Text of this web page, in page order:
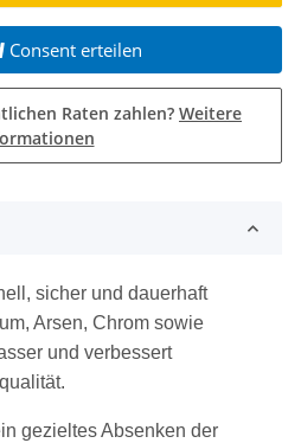
Consent erteilen
Raten zahlen? Weitere
sicher und dauerhaft
Arsen, Chrom sowie
und verbessert
gezieltes Absenken der